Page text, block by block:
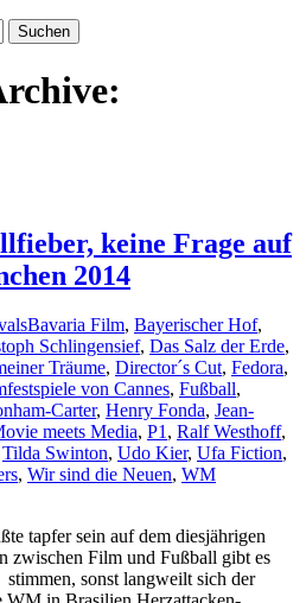
keine Frage auf
2014
Bavaria Film, Bayerischer Hof,
Schlingensief, Das Salz der Erde,
Träume, Director´s Cut, Fedora,
von Cannes, Fußball,
Carter, Henry Fonda, Jean-
meets Media, P1, Ralf Westhoff,
Tilda Swinton, Udo Kier, Ufa Fiction,
, Wir sind die Neuen, WM
tapfer sein auf dem diesjährigen
zwischen Film und Fußball gibt es
sonst langweilt sich der